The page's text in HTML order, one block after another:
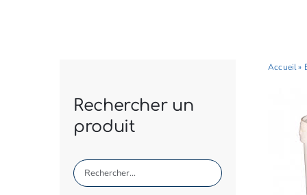
Rechercher un
produit
Accueil»